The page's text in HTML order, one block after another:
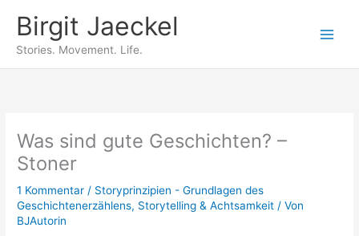
Inhalt
springen
Birgit Jaeckel
Stories. Movement. Life.
Was sind gute Geschichten? –
Stoner
1 Kommentar / Storyprinzipien - Grundlagen des
Geschichtenerzählens, Storytelling & Achtsamkeit / Von
BJAutorin